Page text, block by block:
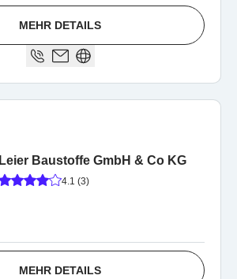
MEHR DETAILS
Leier Baustoffe GmbH & Co KG
4.1 (3)
MEHR DETAILS